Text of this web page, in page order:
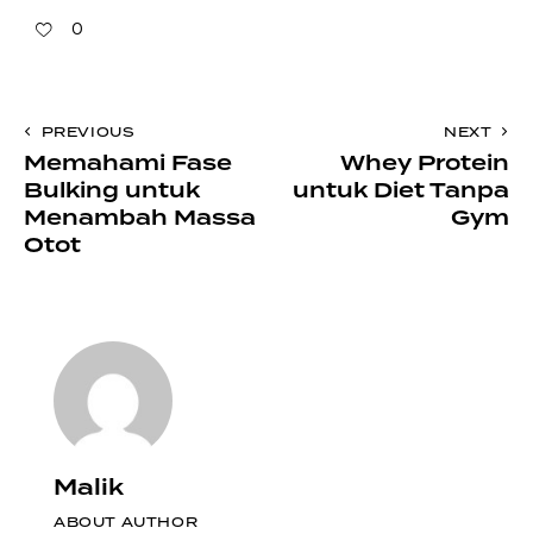
0
PREVIOUS
Memahami Fase
Bulking untuk
Menambah Massa
Otot
NEXT
Whey Protein
untuk Diet Tanpa
Gym
Malik
ABOUT AUTHOR